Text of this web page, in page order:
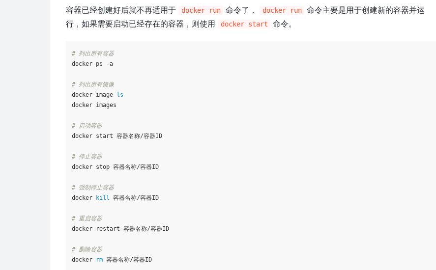
容器已经创建好后就不再适用于 docker run 命令了， docker run
命令主要是用于创建新的容器并运
行，如果需要启动已经存在的容器，则使用
docker start 命令。
# 列出所有容器
docker ps -a
# 列出所有镜像
docker image ls
docker images
# 启动容器
docker start 容器名称/容器ID
# 停止容器
docker stop 容器名称/容器ID
# 强制停止容器
docker
kill 容器名称/容器ID
# 重启容器
docker restart 容器名称/容器ID
# 删除容器
docker
rm 容器名称/容器ID